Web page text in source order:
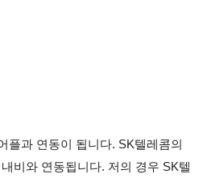
플과 연동이 됩니다. SK텔레콤의
비와 연동됩니다. 저의 경우 SK텔